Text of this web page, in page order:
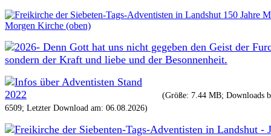
(Größe: 7.44 MB; Downloads
6509; Letzter Download am: 06.08.2026)